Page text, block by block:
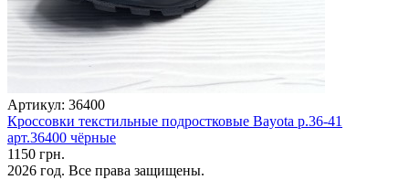
Артикул: 36400
Кроссовки текстильные подростковые Bayota р.36-41
арт.36400 чёрные
1150 грн.
2026 год. Все права защищены.